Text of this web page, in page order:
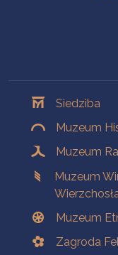
Siedziba
Muzeum
Muzeum
Muzeum
Muzeum
Zagroda